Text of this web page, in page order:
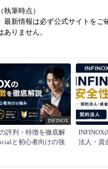
筆時点）
新情報は必ず公式サイトをご
りません。
INFINOX
評判・特徴を徹底解
と初心者向けの強
INFINOX
法人・資